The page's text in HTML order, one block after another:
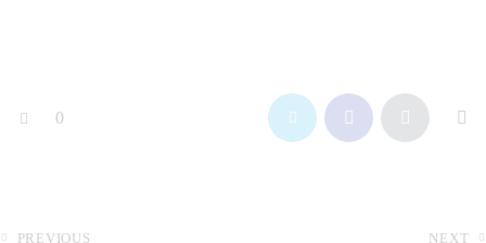
0
PREVIOUS NEXT